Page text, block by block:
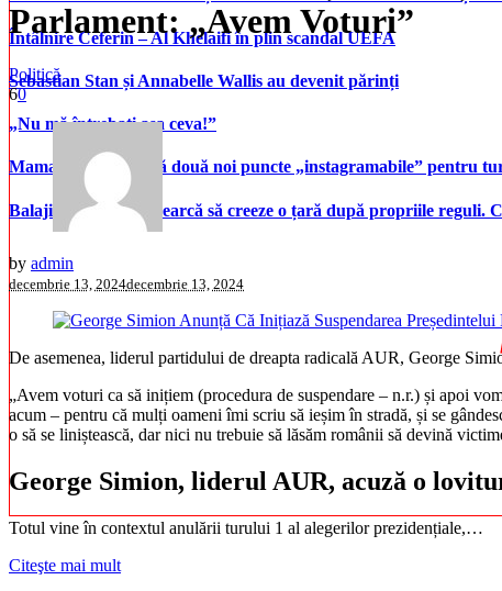
Întâlnire Ceferin – Al Khelaifi în plin scandal UEFA
Sebastian Stan și Annabelle Wallis au devenit părinți
„Nu mă întrebați așa ceva!”
Mamaia inaugurează două noi puncte „instagramabile” pentru
Balaji Srinivasan încearcă să creeze o țară după propriile reguli.
Parlament: „Avem Voturi”
Politică
60
by admin
decembrie 13, 2024decembrie 13, 2024
De asemenea, liderul partidului de dreapta radicală AUR, George
„Avem voturi ca să inițiem (procedura de suspendare – n.r.) și apoi
acum – pentru că mulți oameni îmi scriu să ieșim în stradă, și se
o să se liniștească, dar nici nu trebuie să lăsăm românii să devină
George Simion, liderul AUR, acuză o
Totul vine în contextul anulării turului 1 al alegerilor prezidențiale,…
Citeşte mai mult